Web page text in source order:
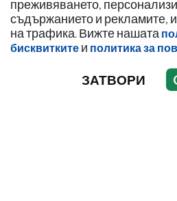
преживяването,
съдържанието и рекламите,
на трафика. Вижте нашата
бисквитките и политика за
ЗАТВОРИ